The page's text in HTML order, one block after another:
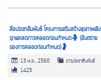
สื่อประชาสัมพันธ์ โครงการเสริมสร้างสุขภาพเชิง
รุกและลดภาวะคลอดก่อนกำหนด🤱 (อันตราย
ของการคลอดก่อนกำหนด)🤰
13 พ.ย., 2568
ข่าวประชาสัมพันธ์
1425